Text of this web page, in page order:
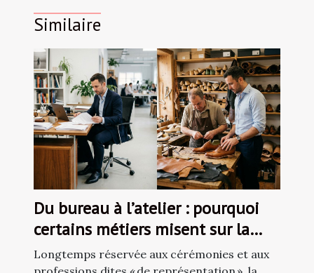
Similaire
Du bureau à l’atelier : pourquoi
certains métiers misent sur la
chaussure sur-mesure
Longtemps réservée aux cérémonies et aux